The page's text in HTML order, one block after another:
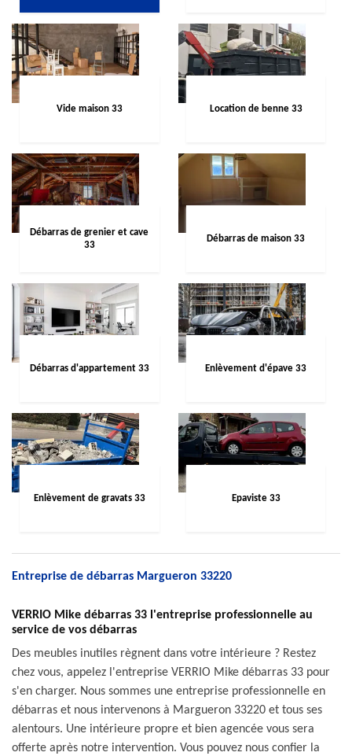
Vide maison 33 Location de benne 33
Débarras de grenier et cave
33
Débarras de maison 33
Débarras d'appartement 33 Enlèvement d'épave 33
Enlèvement de gravats 33 Epaviste 33
Entreprise de débarras Margueron 33220
VERRIO Mike débarras 33 l'entreprise professionnelle au
service de vos débarras
Des meubles inutiles règnent dans votre intérieure ? Restez
chez vous, appelez l'entreprise VERRIO Mike débarras 33 pour
s'en charger. Nous sommes une entreprise professionnelle en
débarras et nous intervenons à Margueron 33220 et tous ses
alentours. Une intérieure propre et bien agencée vous sera
offerte après notre intervention. Vous pouvez nous confier la